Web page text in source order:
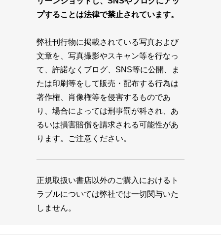
プすることは法律で禁止されています。
弊社刊行物に掲載されている写真および
文章を、写真撮影やスキャン等を行なっ
て、許諾なくブログ、SNS等に公開、ま
たは印刷等をして販売・配布する行為は
著作権、肖像権等を侵害するものであ
り、場合によっては刑事罰が科され、あ
るいは損害賠償を請求される可能性があ
ります。ご注意ください。
正規取扱い書店以外のご購入におけるト
ラブルについては弊社では一切関与いた
しません。